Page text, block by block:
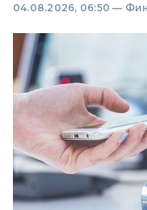
04.08.2026, 06:50 —